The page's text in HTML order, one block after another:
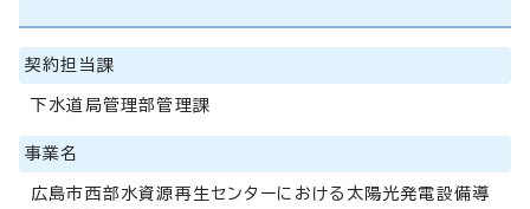
契約担当課
下水道局管理部管理課
事業名
広島市西部水資源再生センターにおける太陽光発電設備導